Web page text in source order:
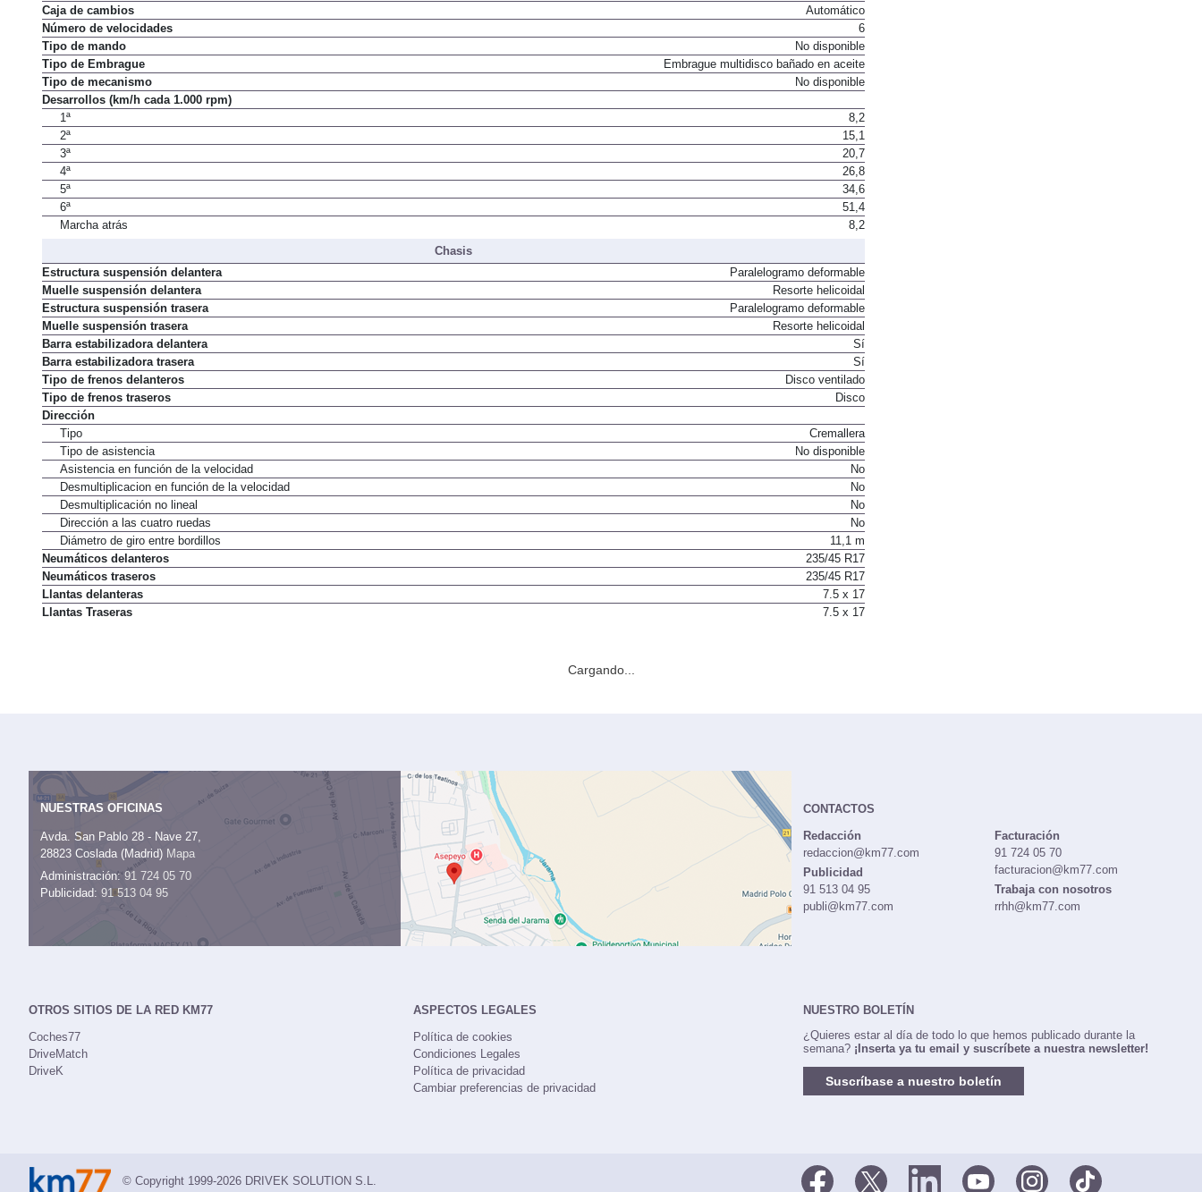
Caja de cambios
Automático
Número de velocidades
6
Tipo de mando
No disponible
Tipo de Embrague
Embrague multidisco bañado en aceite
Tipo de mecanismo
No disponible
Desarrollos (km/h cada 1.000 rpm)
1ª
8,2
2ª
15,1
3ª
20,7
4ª
26,8
5ª
34,6
6ª
51,4
Marcha atrás
8,2
Chasis
Estructura suspensión delantera
Paralelogramo deformable
Muelle suspensión delantera
Resorte helicoidal
Estructura suspensión trasera
Paralelogramo deformable
Muelle suspensión trasera
Resorte helicoidal
Barra estabilizadora delantera
Sí
Barra estabilizadora trasera
Sí
Tipo de frenos delanteros
Disco ventilado
Tipo de frenos traseros
Disco
Dirección
Tipo
Cremallera
Tipo de asistencia
No disponible
Asistencia en función de la velocidad
No
Desmultiplicacion en función de la velocidad
No
Desmultiplicación no lineal
No
Dirección a las cuatro ruedas
No
Diámetro de giro entre bordillos
11,1 m
Neumáticos delanteros
235/45 R17
Neumáticos traseros
235/45 R17
Llantas delanteras
7.5 x 17
Llantas Traseras
7.5 x 17
Cargando...
NUESTRAS OFICINAS
Avda. San Pablo 28 - Nave 27,
28823 Coslada (Madrid) Mapa
Administración:91 724 05 70
Publicidad: 91 513 04 95
CONTACTOS
Redacción
redaccion@km77.com
Publicidad
91 513 04 95
publi@km77.com
Facturación
91 724 05 70
facturacion@km77.com
Trabaja con nosotros
rrhh@km77.com
OTROS SITIOS DE LA RED KM77
Coches77
DriveMatch
DriveK
ASPECTOS LEGALES
Política de cookies
Condiciones Legales
Política de privacidad
Cambiar preferencias de privacidad
NUESTRO BOLETÍN
¿Quieres estar al día de todo lo que hemos publicado durante la
semana? ¡Inserta ya tu email y suscríbete a nuestra newsletter!
Suscríbase a nuestro boletín
© Copyright 1999-2026 DRIVEK SOLUTION S.L.